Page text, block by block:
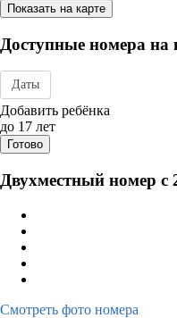
Показать на карте
Доступные номера
Даты
Дата заезда - отъезда
Добавить ребёнка
до 17 лет
Готово
Двухместный номер
Смотреть фото номера